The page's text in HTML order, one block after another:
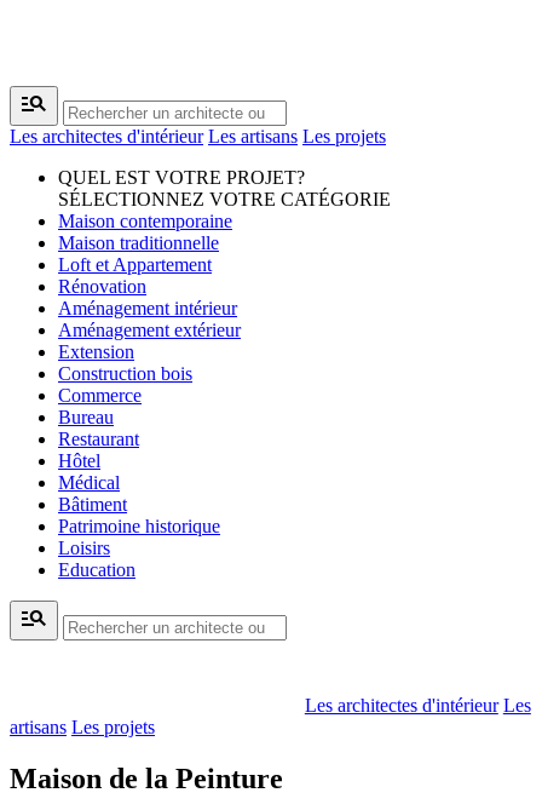
manage_search
Les architectes d'intérieur Les artisans Les projets
QUEL EST VOTRE PROJET?
SÉLECTIONNEZ VOTRE CATÉGORIE
Maison contemporaine
Maison traditionnelle
Loft et Appartement
Rénovation
Aménagement intérieur
Aménagement extérieur
Extension
Construction bois
Commerce
Bureau
Restaurant
Hôtel
Médical
Bâtiment
Patrimoine historique
Loisirs
Education
manage_search
Les architectes d'intérieur Les
artisans Les projets
Maison de la Peinture